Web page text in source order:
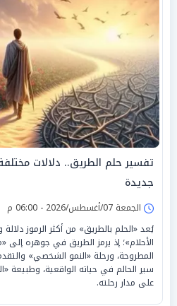
تفسير حلم الطريق.. دلالات
جديدة
الجمعة 07/أغسطس/2026 - 06:00 م
يُعد «الحلم بالطريق» من أكثر الرموز
الأحلام»؛ إذ يرمز الطريق في جوهره إلى
المطروحة، ورحلة «النمو الشخصي»
سير الحالم في حياته الواقعية، وطبيعة
على مدار رحلته.